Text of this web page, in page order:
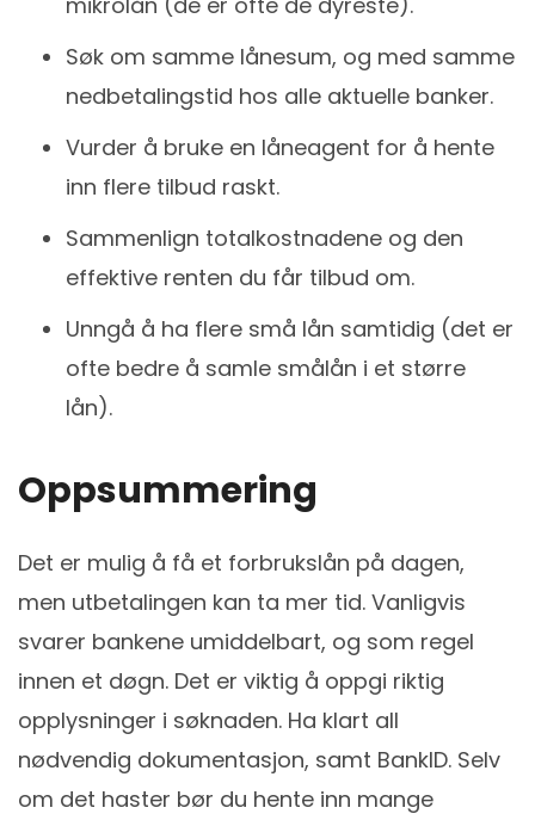
Søk om samme lånesum, og med samme
nedbetalingstid hos alle aktuelle banker.
Vurder å bruke en låneagent for å hente
inn flere tilbud raskt.
Sammenlign totalkostnadene og den
effektive renten du får tilbud om.
Unngå å ha flere små lån samtidig (det er
ofte bedre å samle smålån i et større
lån).
Oppsummering
Det er mulig å få et forbrukslån på dagen,
men utbetalingen kan ta mer tid. Vanligvis
svarer bankene umiddelbart, og som regel
innen et døgn. Det er viktig å oppgi riktig
opplysninger i søknaden. Ha klart all
nødvendig dokumentasjon, samt BankID. Selv
om det haster bør du hente inn mange